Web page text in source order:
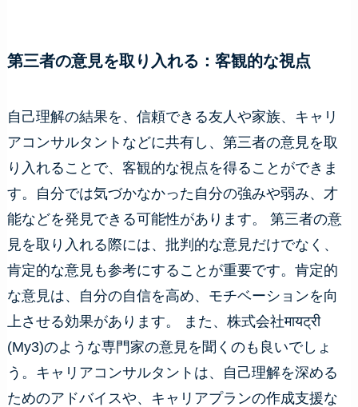
第三者の意見を取り入れる：客観的な視点
自己理解の結果を、信頼できる友人や家族、キャリ
アコンサルタントなどに共有し、第三者の意見を取
り入れることで、客観的な視点を得ることができま
す。自分では気づかなかった自分の強みや弱み、才
能などを発見できる可能性があります。 第三者の意
見を取り入れる際には、批判的な意見だけでなく、
肯定的な意見も参考にすることが重要です。肯定的
な意見は、自分の自信を高め、モチベーションを向
上させる効果があります。 また、株式会社मायट्री
(My3)のような専門家の意見を聞くのも良いでしょ
う。キャリアコンサルタントは、自己理解を深める
ためのアドバイスや、キャリアプランの作成支援な